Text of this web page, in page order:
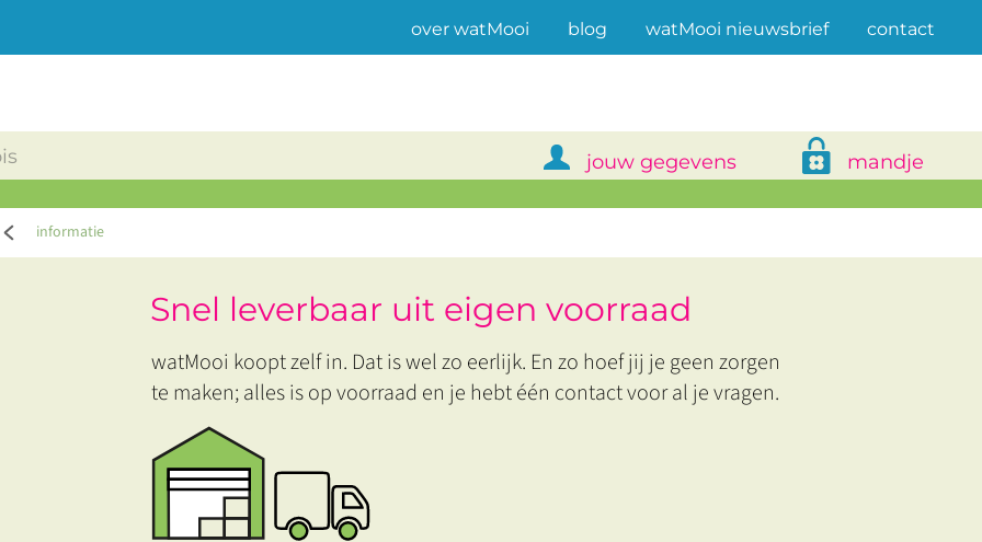
over watMooi(current)
blog watMooi nieuwsbrief contact
jouw gegevens mandje
informatie
Snel leverbaar uit eigen voorraad
watMooi koopt zelf in. Dat is wel zo eerlijk. En zo hoef jij je geen zorgen
te maken; alles is op voorraad en je hebt één contact voor al je vragen.